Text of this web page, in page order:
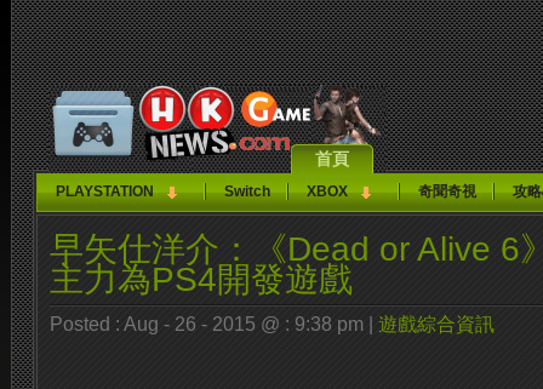
首頁
PLAYSTATION Switch XBOX 奇聞奇視 攻
早矢仕洋介：《Dead or Alive 6
主力為PS4開發遊戲
Posted : Aug - 26 - 2015 @ : 9:38 pm | 遊戲綜合資訊